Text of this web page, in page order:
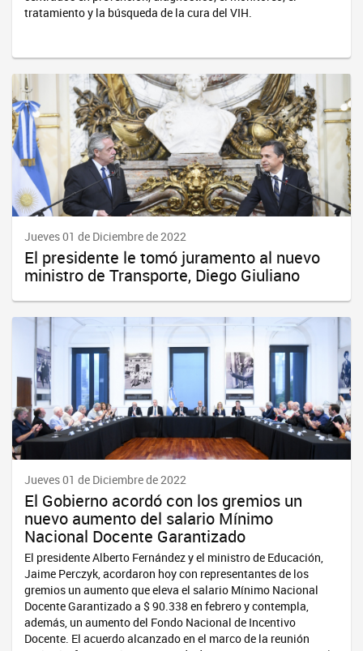
tratamiento y la búsqueda de la cura del VIH.
Jueves 01 de Diciembre de 2022
El presidente le tomó juramento al nuevo
ministro de Transporte, Diego Giuliano
Jueves 01 de Diciembre de 2022
El Gobierno acordó con los gremios un
nuevo aumento del salario Mínimo
Nacional Docente Garantizado
El presidente Alberto Fernández y el ministro de Educación,
Jaime Perczyk, acordaron hoy con representantes de los
gremios un aumento que eleva el salario Mínimo Nacional
Docente Garantizado a $ 90.338 en febrero y contempla,
además, un aumento del Fondo Nacional de Incentivo
Docente. El acuerdo alcanzado en el marco de la reunión